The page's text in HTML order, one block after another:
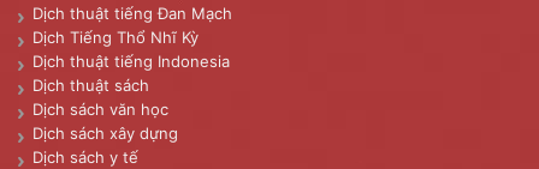
Dịch thuật tiếng Đan Mạch
Dịch Tiếng Thổ Nhĩ Kỳ
Dịch thuật tiếng Indonesia
Dịch thuật sách
Dịch sách văn học
Dịch sách xây dựng
Dịch sách y tế